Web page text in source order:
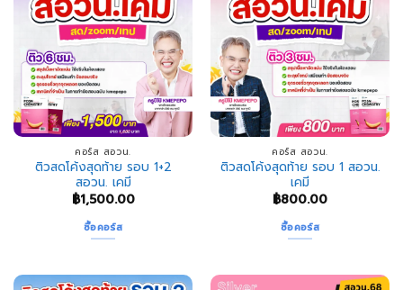
คอร์ส สอวน.
ติวสดโค้งสุดท้าย รอบ 1+2
สอวน. เคมี
฿1,500.00
ซื้อคอร์ส
คอร์ส สอวน.
ติวสดโค้งสุดท้าย รอบ 1 สอวน.
เคมี
฿800.00
ซื้อคอร์ส